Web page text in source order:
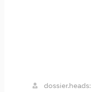
dossier.heads: